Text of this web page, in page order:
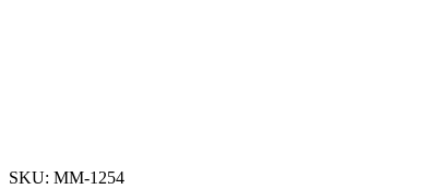
SKU: MM-1254